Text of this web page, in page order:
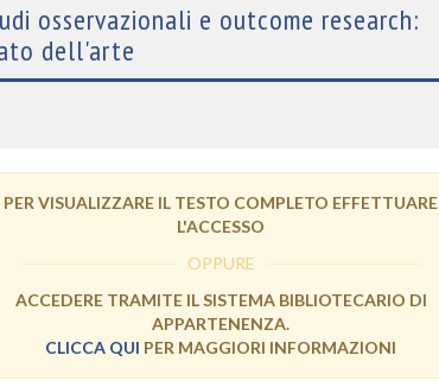
osservazionali e outcome research:
dell'arte
PER VISUALIZZARE IL TESTO COMPLETO EFFETTUARE
L'ACCESSO
OPPURE
ACCEDERE TRAMITE IL SISTEMA BIBLIOTECARIO DI
APPARTENENZA.
CLICCA QUI PER MAGGIORI INFORMAZIONI